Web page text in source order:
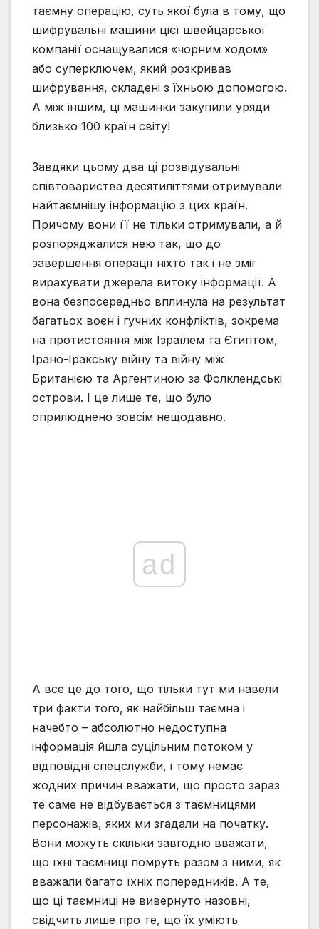
таємну операцію, суть якої була в тому, що
шифрувальні машини цієї швейцарської
компанії оснащувалися «чорним ходом»
або суперключем, який розкривав
шифрування, складені з їхньою допомогою.
А між іншим, ці машинки закупили уряди
близько 100 країн світу!
Завдяки цьому два ці розвідувальні
співтовариства десятиліттями отримували
найтаємнішу інформацію з цих країн.
Причому вони її не тільки отримували, а й
розпоряджалися нею так, що до
завершення операції ніхто так і не зміг
вирахувати джерела витоку інформації. А
вона безпосередньо вплинула на результат
багатьох воєн і гучних конфліктів, зокрема
на протистояння між Ізраїлем та Єгиптом,
Ірано-Іракську війну та війну між
Британією та Аргентиною за Фолклендські
острови. І це лише те, що було
оприлюднено зовсім нещодавно.
ad
А все це до того, що тільки тут ми навели
три факти того, як найбільш таємна і
начебто – абсолютно недоступна
інформація йшла суцільним потоком у
відповідні спецслужби, і тому немає
жодних причин вважати, що просто зараз
те саме не відбувається з таємницями
персонажів, яких ми згадали на початку.
Вони можуть скільки завгодно вважати,
що їхні таємниці помруть разом з ними, як
вважали багато їхніх попередників. А те,
що ці таємниці не вивернуто назовні,
свідчить лише про те, що їх уміють